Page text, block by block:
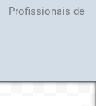
Profissionais de